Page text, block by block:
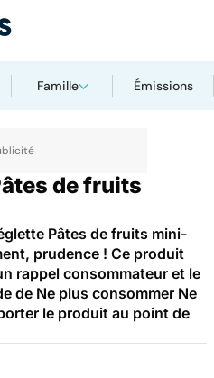
Famille Émissions
de fruits
Pâtes de fruits mini-
prudence ! Ce produit
rappel consommateur et le
de Ne plus consommer Ne
le produit au point de